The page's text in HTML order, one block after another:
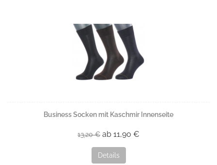
Business Socken mit Kaschmir Innenseite
13,20 € ab 11,90 €
Details